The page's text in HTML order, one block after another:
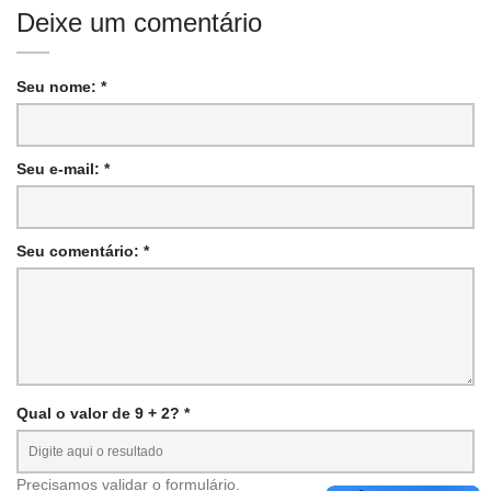
Deixe um comentário
Seu nome: *
Seu e-mail: *
Seu comentário: *
Qual o valor de 9 + 2? *
Precisamos validar o formulário.